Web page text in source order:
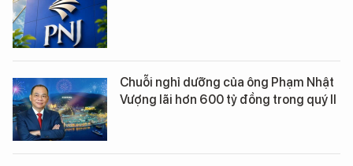
Chuỗi nghỉ dưỡng của ông Phạm Nhật
Vượng lãi hơn 600 tỷ đồng trong quý II